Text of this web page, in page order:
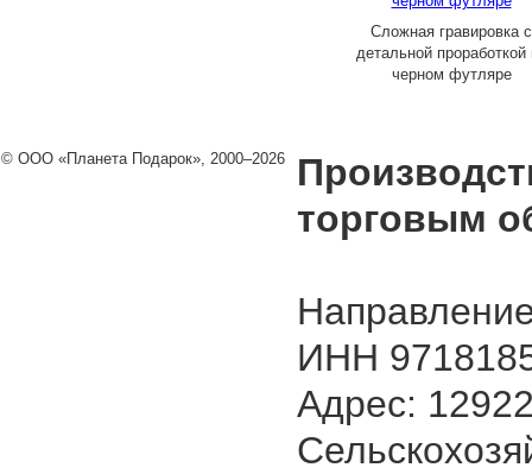
Сложная гравировка с
детальной проработкой
черном футляре
© ООО «Планета Подарок», 2000–2026
торговым
ИНН
Адрес: